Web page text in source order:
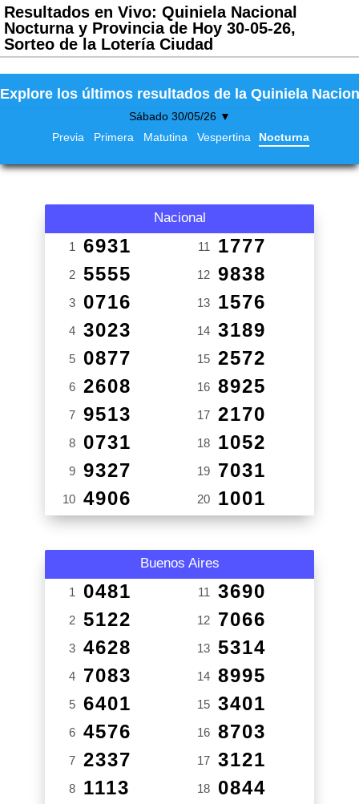
Resultados en Vivo: Quiniela Nacional
Nocturna y Provincia de Hoy 30-05-26,
Sorteo de la Lotería Ciudad
Explore los últimos resultados de la Quiniela
Sábado 30/05/26 ▼
Previa
Primera Matutina Vespertina Nocturna
Nacional
1 6931
2 5555
3 0716
4 3023
5 0877
6 2608
7 9513
8 0731
9 9327
10 4906
11 1777
12 9838
13 1576
14 3189
15 2572
16 8925
17 2170
18 1052
19 7031
20 1001
Buenos Aires
1 0481
2 5122
3 4628
4 7083
5 6401
6 4576
7 2337
8 1113
11 3690
12 7066
13 5314
14 8995
15 3401
16 8703
17 3121
18 0844